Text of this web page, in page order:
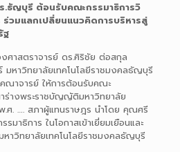
.ธัญบุรี ต้อนรับคณะกรรมาธิการวิ
วมแลกเปลี่ยนแนวคิดการบริหารสู่
ฐ
าสตราจารย์ ดร.ศิริชัย ต่อสกุล
หาวิทยาลัยเทคโนโลยีราชมงคลธัญบุรี
ณาจารย์ ให้การต้อนรับคณะ
ร่างพระราชบัญญัติมหาวิทยาลัย
.ศ. …. สภาผู้แทนราษฎร นำโดย คุณศรี
มาธิการ ในโอกาสเข้าเยี่ยมเยือนและ
าวิทยาลัยเทคโนโลยีราชมงคลธัญบุรี